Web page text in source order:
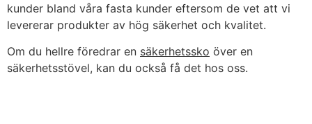
kunder bland våra fasta kunder eftersom de vet att vi
levererar produkter av hög säkerhet och kvalitet.
Om du hellre föredrar en säkerhetssko över en
säkerhetsstövel, kan du också få det hos oss.